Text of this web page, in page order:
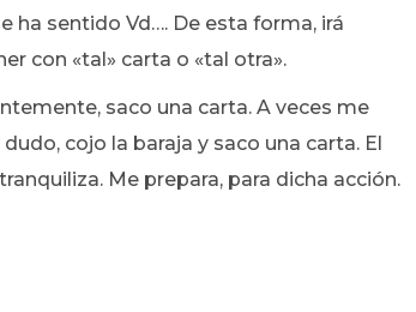
ha sentido Vd…. De esta forma, irá
con «tal» carta o «tal otra».
saco una carta. A veces me
cojo la baraja y saco una carta. El
Me prepara, para dicha acción.